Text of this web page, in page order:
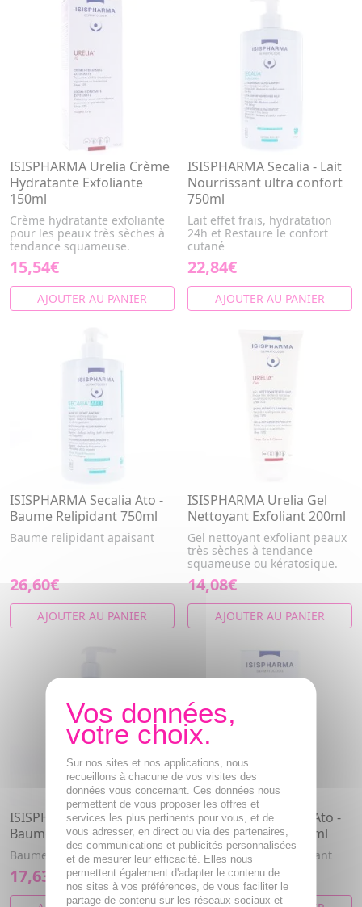
ISISPHARMA Urelia Crème
Hydratante Exfoliante
150ml
Crème hydratante exfoliante
pour les peaux très sèches à
tendance squameuse.
15,54€
AJOUTER AU PANIER
ISISPHARMA Secalia - Lait
Nourrissant ultra confort
750ml
Lait effet frais, hydratation
24h et Restaure le confort
cutané
22,84€
AJOUTER AU PANIER
ISISPHARMA Secalia Ato -
Baume Relipidant 750ml
Baume relipidant apaisant
26,60€
AJOUTER AU PANIER
ISISPHARMA Urelia Gel
Nettoyant Exfoliant 200ml
Gel nettoyant exfoliant peaux
très sèches à tendance
squameuse ou kératosique.
14,08€
AJOUTER AU PANIER
ISISPHARMA Secalia Ato -
Baume Relipidant 400ml
Baume relipidant apaisant
17,63€
ISISPHARMA Secalia Ato -
Baume Relipidant 40ml
Baume relipidant apaisant
9,91€
Sur nos sites et nos applications, nous
recueillons à chacune de vos visites des
données vous concernant. Ces données nous
permettent de vous proposer les offres et
services les plus pertinents pour vous, et de
vous adresser, en direct ou via des partenaires,
des communications et publicités personnalisées
et de mesurer leur efficacité. Elles nous
permettent également d'adapter le contenu de
nos sites à vos préférences, de vous faciliter le
partage de contenu sur les réseaux sociaux et